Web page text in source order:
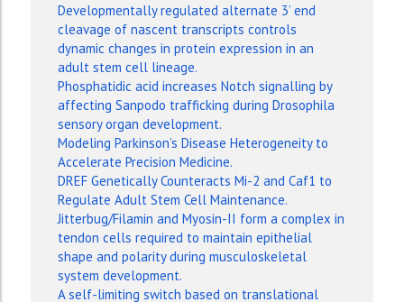
Developmentally regulated alternate 3’ end
cleavage of nascent transcripts controls
dynamic changes in protein expression in an
adult stem cell lineage.
Phosphatidic acid increases Notch signalling by
affecting Sanpodo trafficking during Drosophila
sensory organ development.
Modeling Parkinson’s Disease Heterogeneity to
Accelerate Precision Medicine.
DREF Genetically Counteracts Mi-2 and Caf1 to
Regulate Adult Stem Cell Maintenance.
Jitterbug/Filamin and Myosin-II form a complex in
tendon cells required to maintain epithelial
shape and polarity during musculoskeletal
system development.
A self-limiting switch based on translational